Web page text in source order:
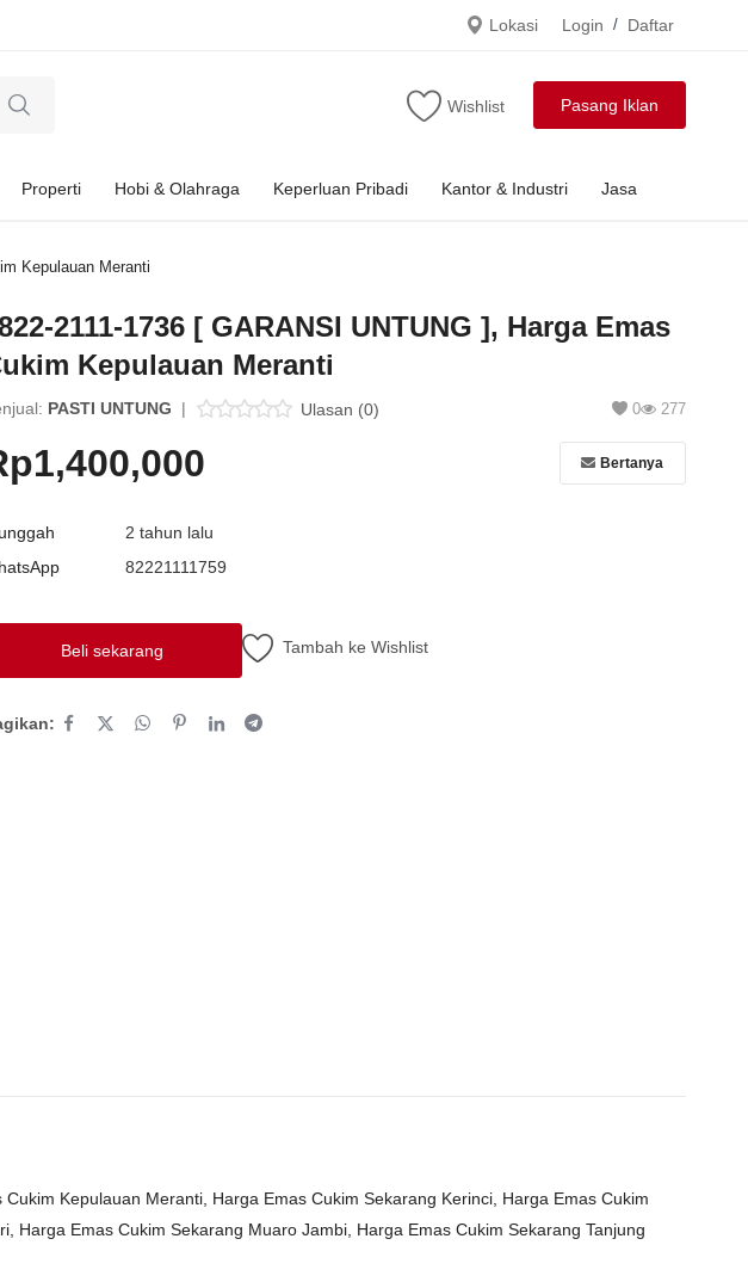
Lokasi Login / Daftar
Wishlist Pasang Iklan
Properti Hobi & Olahraga Keperluan Pribadi Kantor & Industri Jasa
Kepulauan Meranti
2111-1736 [ GARANSI UNTUNG ], Harga Emas
Kepulauan Meranti
PASTI UNTUNG | Ulasan (0) 0 277
Bertanya
2 tahun lalu
82221111759
Beli sekarang Tambah ke Wishlist
Kepulauan Meranti, Harga Emas Cukim Sekarang Kerinci, Harga Emas Cukim
Emas Cukim Sekarang Muaro Jambi, Harga Emas Cukim Sekarang Tanjung